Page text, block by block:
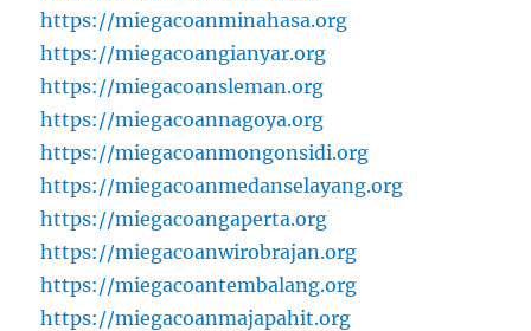
https://miegacoanminahasa.org
https://miegacoangianyar.org
https://miegacoansleman.org
https://miegacoannagoya.org
https://miegacoanmongonsidi.org
https://miegacoanmedanselayang.org
https://miegacoangaperta.org
https://miegacoanwirobrajan.org
https://miegacoantembalang.org
https://miegacoanmajapahit.org